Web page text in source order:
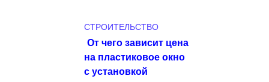
СТРОИТЕЛЬСТВО
От чего зависит цена
на пластиковое окно
с установкой